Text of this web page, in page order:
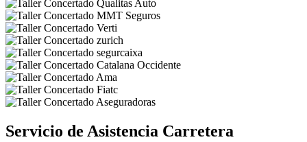
Servicio de Asistencia Carretera